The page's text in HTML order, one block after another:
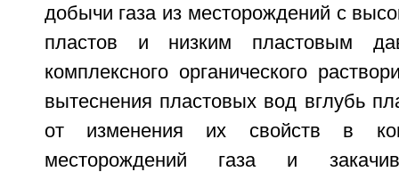
добычи газа из месторождений с
пластов и низким пластовым
комплексного органического
вытеснения пластовых вод вглубь
от изменения их свойств в
месторождений газа и